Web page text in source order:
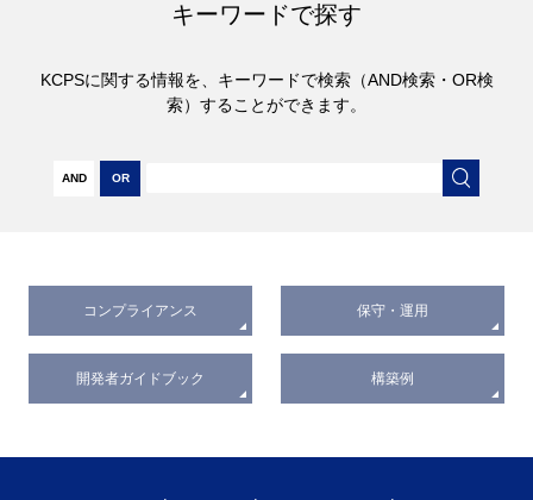
キーワードで探す
KCPSに関する情報を、キーワードで検索（AND検索・OR検
索）することができます。
AND OR
コンプライアンス 保守・運用
開発者ガイドブック 構築例